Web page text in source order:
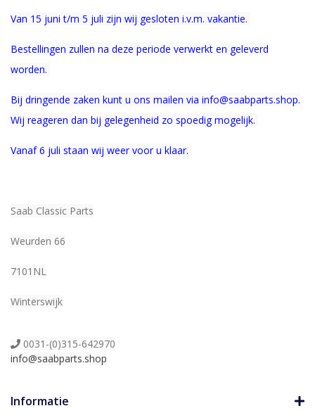
Van 15 juni t/m 5 juli zijn wij gesloten i.v.m. vakantie.
Bestellingen zullen na deze periode verwerkt en geleverd
worden.
Bij dringende zaken kunt u ons mailen via info@saabparts.shop.
Wij reageren dan bij gelegenheid zo spoedig mogelijk.
Vanaf 6 juli staan wij weer voor u klaar.
Saab Classic Parts
Weurden 66
7101NL
Winterswijk
0031-(0)315-642970
info@saabparts.shop
Informatie